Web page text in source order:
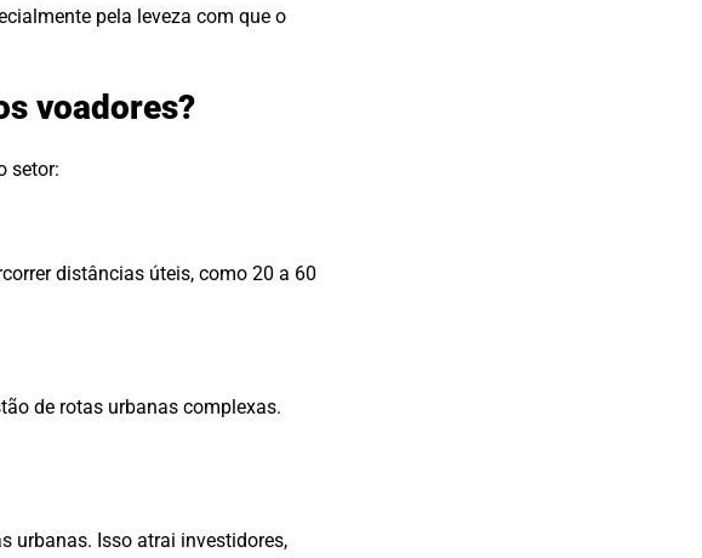
pela leveza com que o
voadores?
setor:
distâncias úteis, como 20 a 60
de rotas urbanas complexas.
urbanas. Isso atrai investidores,